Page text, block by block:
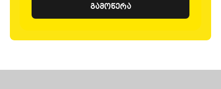
გამოწერა